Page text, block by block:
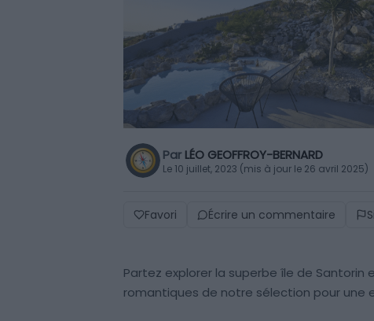
Par LÉO GEOFFROY-BERNARD
Le 10 juillet, 2023 (mis à jour le 26 avril 2025)
Favori Écrire un commentaire
Partez explorer la superbe île de Santorin
romantiques de notre sélection pour une